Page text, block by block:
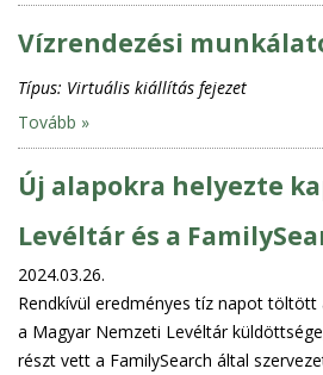
Vízrendezési
Típus: Virtuális kiállítás fejezet
Tovább »
Új alapokra helyezte
Levéltár és a
2024.03.26.
Rendkívül eredményes tíz napot töltött
a Magyar Nemzeti Levéltár
részt vett a FamilySearch által